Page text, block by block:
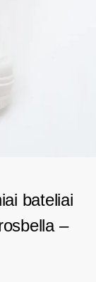
bateliai
–